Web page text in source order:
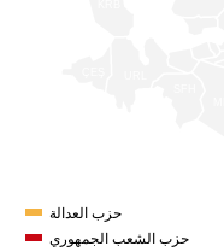
حزب العدالة
حزب الشعب الجمهوري